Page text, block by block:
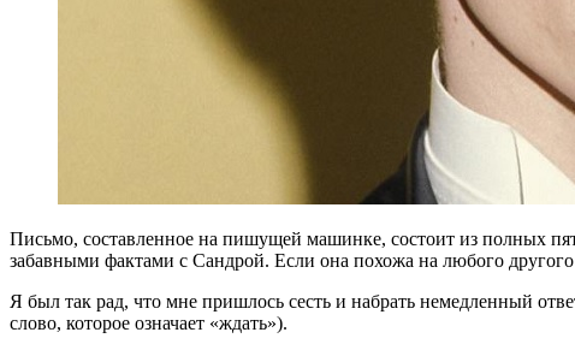
Письмо, составленное на пишущей машинке, состоит из полных
забавными фактами с Сандрой. Если она похожа на любого
Я был так рад, что мне пришлось сесть и набрать немедленный
слово, которое означает «ждать»).